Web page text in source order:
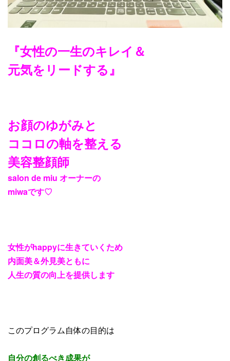
『女性の一生のキレイ＆
元気をリードする』
お顔のゆがみと
ココロの軸を整える
美容整顔師
salon de miu オーナーの
miwaです♡
女性がhappyに生きていくため
内面美＆外見美ともに
人生の質の向上を提供します
このプログラム自体の目的は
自分の創るべき成果が